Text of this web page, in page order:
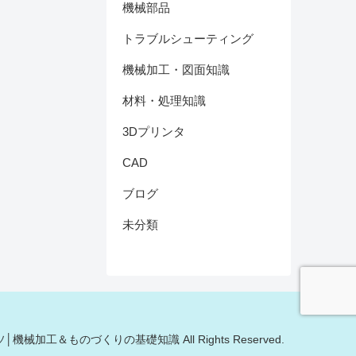
機械部品
トラブルシューティング
機械加工・図面知識
材料・処理知識
3Dプリンタ
CAD
ブログ
未分類
機械加工＆ものづくりの基礎知識 All Rights Reserved.